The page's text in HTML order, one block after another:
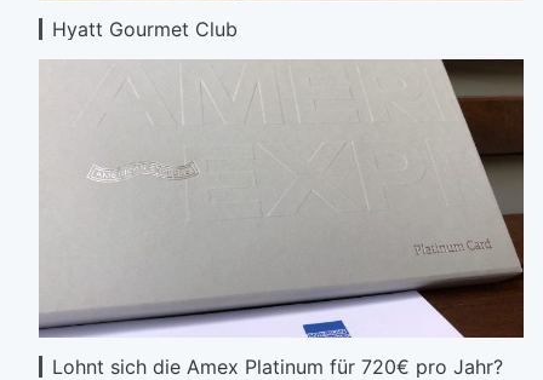
Hyatt Gourmet Club
Lohnt sich die Amex Platinum für 720€ pro Jahr?